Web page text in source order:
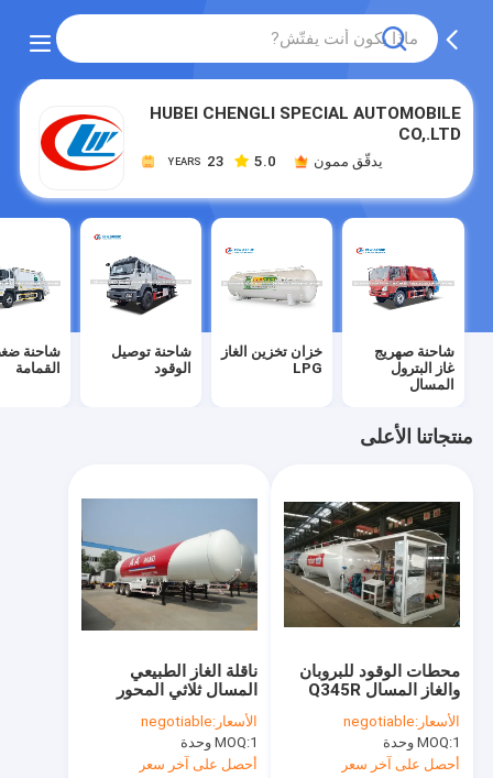
HUBEI CHENGLI SPECIAL AUTOMOBILE
CO,.LTD
23
YEARS 5.0 يدقّق ممون
شاحنة صهريج
غاز البترول
المسال
خزان تخزين الغاز
LPG
شاحنة توصيل
الوقود
شاحنة
القمامة
منتجاتنا الأعلى
ناقلة الغاز الطبيعي
المسال ثلاثي المحور
30 طن ناقلة الغاز
الطبيعي المسال الطريق
الأسعار:negotiable
MOQ:1 وحدة
أحصل على آخر سعر
محطات الوقود للبروبان
والغاز المسال Q345R
الأسعار:negotiable
MOQ:1 وحدة
أحصل على آخر سعر